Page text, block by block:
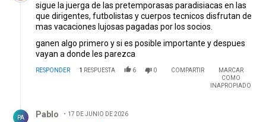
sigue la juerga de las pretemporasas paradisiacas en las
que dirigentes, futbolistas y cuerpos tecnicos disfrutan de
mas vacaciones lujosas pagadas por los socios.
ganen algo primero y si es posible importante y despues
vayan a donde les parezca
RESPONDER 1 RESPUESTA 6 0 COMPARTIR
MARCAR
COMO
INAPROPIADO
PA Pablo
17 DE JUNIO DE 2026